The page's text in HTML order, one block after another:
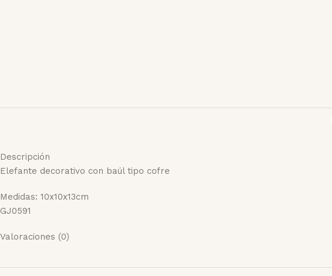
Descripción
Elefante decorativo con baúl tipo cofre
Medidas: 10x10x13cm
GJ0591
Valoraciones (0)